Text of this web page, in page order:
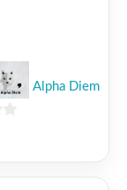
Alpha Diem